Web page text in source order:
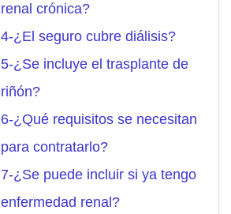
renal crónica?
4-¿El seguro cubre diálisis?
5-¿Se incluye el trasplante de
riñón?
6-¿Qué requisitos se necesitan
para contratarlo?
7-¿Se puede incluir si ya tengo
enfermedad renal?